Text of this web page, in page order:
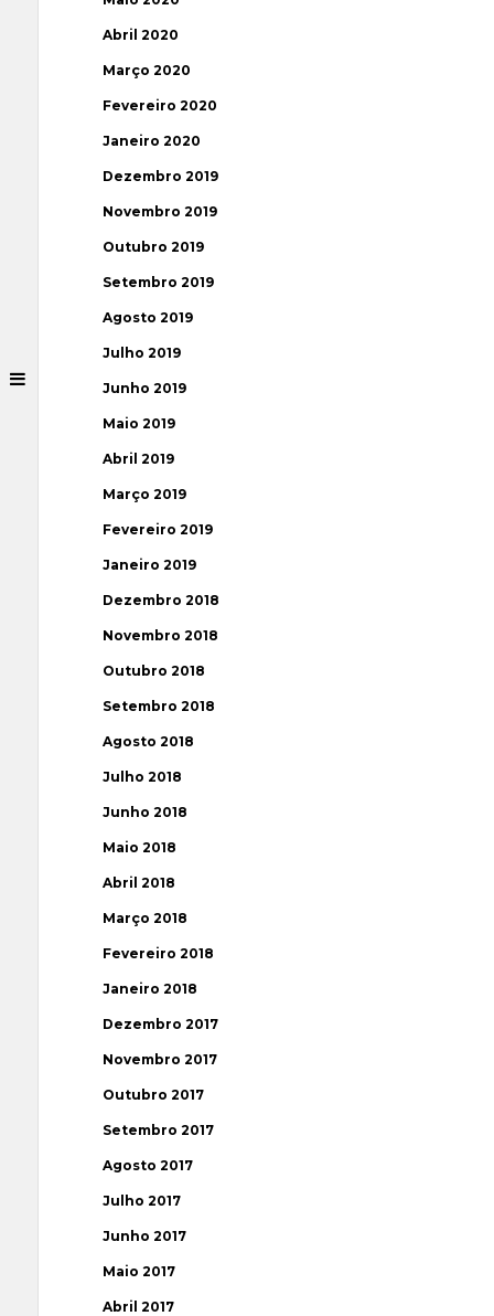
Abril 2020
Março 2020
Fevereiro 2020
Janeiro 2020
Dezembro 2019
Novembro 2019
Outubro 2019
Setembro 2019
Agosto 2019
Julho 2019
Junho 2019
Maio 2019
Abril 2019
Março 2019
Fevereiro 2019
Janeiro 2019
Dezembro 2018
Novembro 2018
Outubro 2018
Setembro 2018
Agosto 2018
Julho 2018
Junho 2018
Maio 2018
Abril 2018
Março 2018
Fevereiro 2018
Janeiro 2018
Dezembro 2017
Novembro 2017
Outubro 2017
Setembro 2017
Agosto 2017
Julho 2017
Junho 2017
Maio 2017
Abril 2017